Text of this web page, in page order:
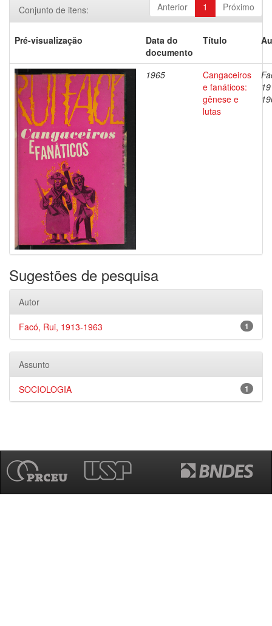
Anterior 1 Próximo
Conjunto de itens:
Pré-visualização
Data do
documento
Título
1965
Cangaceiros
e fanáticos:
gênese e
lutas
Sugestões de pesquisa
Autor
1
Facó, Rui, 1913-1963
Assunto
1
SOCIOLOGIA